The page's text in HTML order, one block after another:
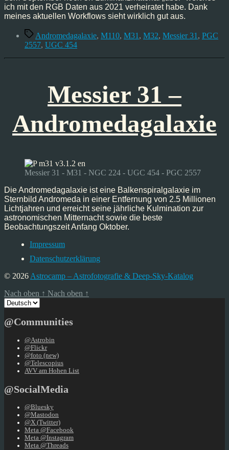
ich mit den RGB Daten aus 2021 verheiratet habe. Dank
meines aktuellen Workflows sieht wirklich gut aus.
Schlagwörter
Andromedagalaxie, M110, M31 , M32, Messier 31 , PGC
2557, UGC 454
Messier 31 –
Andromedagalaxie
Messier 31 - M31 - NGC 224 - UGC 454 - PGC 2557
Die Andromedagalaxie ist eine Balkenspiralgalaxie im
Sternbild Andromeda in einer Entfernung von 2.5 Millionen
Lichtjahren und erreicht seine jährliche Kulmination zur
astronomischen Mitternacht sowie die beste
Beobachtungszeit Anfang Oktober.
Impressum
Datenschutzerklärung
© 2026 Astrocamp – Astrofotografie & Deep-Sky-Katalog
Nach oben ↑ Nach oben ↑
Sprache
auswählen
@Communities
@Astrobin
@Flickr
@foto (new)
@Telescopius
AVV am Hohen List
@SocialMedia
@Bluesky
@Mastodon
@X (Twitter)
Meta @Facebook
Meta @Instagram
Meta @Threads